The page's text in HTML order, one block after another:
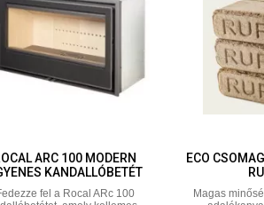
ARC 100 MODERN
KANDALLÓBETÉT
fel a Rocal ARc 100
ECO
Magas